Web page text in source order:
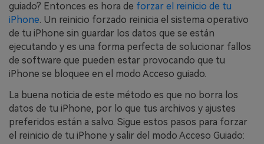
guiado? Entonces es hora de forzar el reinicio de tu
iPhone. Un reinicio forzado reinicia el sistema operativo
de tu iPhone sin guardar los datos que se están
ejecutando y es una forma perfecta de solucionar fallos
de software que pueden estar provocando que tu
iPhone se bloquee en el modo Acceso guiado.
La buena noticia de este método es que no borra los
datos de tu iPhone, por lo que tus archivos y ajustes
preferidos están a salvo. Sigue estos pasos para forzar
el reinicio de tu iPhone y salir del modo Acceso Guiado: